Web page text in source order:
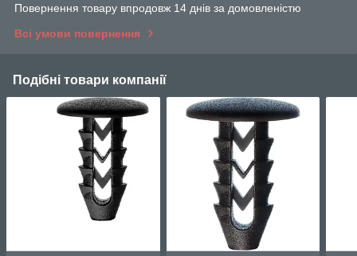
Повернення товару впродовж 14 днів за домовленістю
Всі умови повернення
Подібні товари компанії